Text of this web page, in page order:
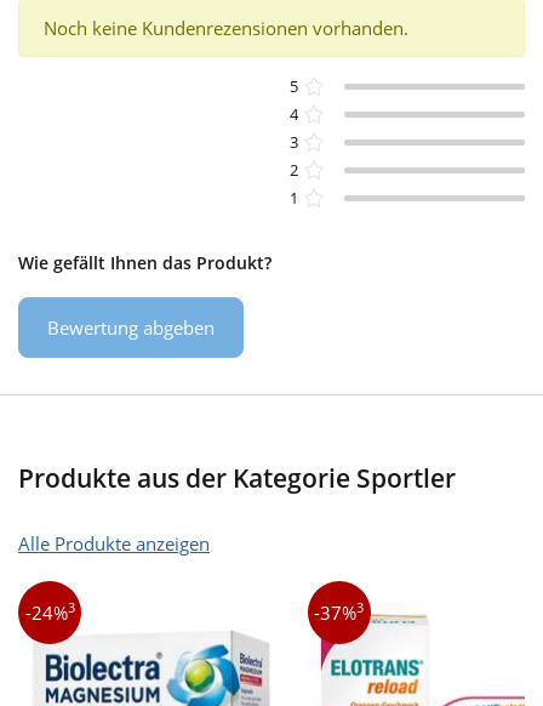
Noch keine Kundenrezensionen vorhanden.
5
4
3
2
1
Wie gefällt Ihnen das Produkt?
Bewertung abgeben
Produkte aus der Kategorie Sportler
Alle Produkte anzeigen
-24%3 -37%3